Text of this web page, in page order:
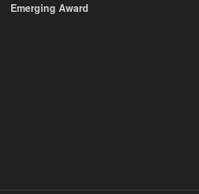
Emerging Award